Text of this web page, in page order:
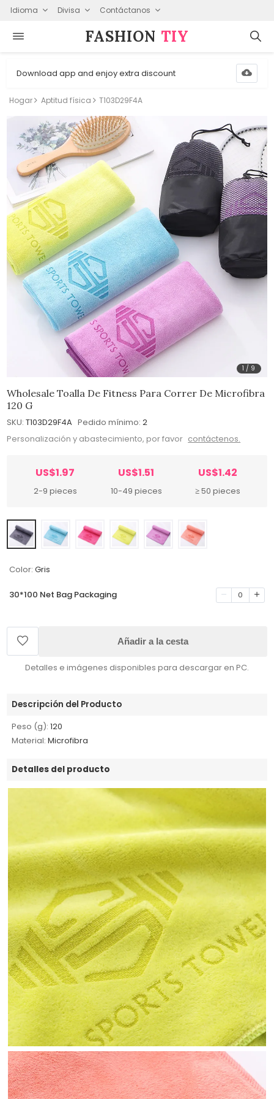
Idioma Divisa Contáctanos
FASHION⁠ TIY
Download app and enjoy extra discount
Hogar Aptitud física T103D29F4A
1 / 9
Wholesale Toalla De Fitness Para Correr De Microfibra
120 G
SKU: T103D29F4A Pedido mínimo: 2
Personalización y abastecimiento, por favor contáctenos.
US$1.97
2-9 pieces
US$1.51
10-49 pieces
US$1.42
≥ 50 pieces
Color: Gris
30*100 Net Bag Packaging 0
Añadir a la cesta
Detalles e imágenes disponibles para descargar en PC.
Descripción del Producto
Peso (g): 120
Material: Microfibra
Detalles del producto